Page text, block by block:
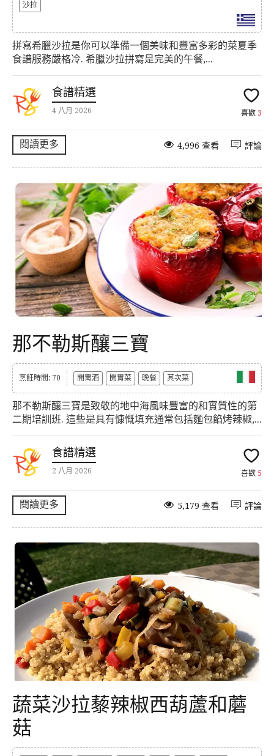
沙拉
拼寫希臘沙拉是你可以準備一個美味和豐富多彩的菜夏季
食譜服務嚴格冷. 希臘沙拉拼寫是完美的午餐,...
食譜精選
4 八月 2026 喜歡 3
閱讀更多 評論
4,996 查看
那不勒斯釀三寶
烹飪時間: 70 開胃酒 開胃菜 晚餐 其次菜
那不勒斯釀三寶是致敬的地中海風味豐富的和實質性的第
二期培訓班. 這些是具有慷慨填充通常包括麵包餡烤辣椒,...
食譜精選
2 八月 2026 喜歡 5
閱讀更多 評論
5,179 查看
蔬菜沙拉藜辣椒西葫蘆和蘑
菇